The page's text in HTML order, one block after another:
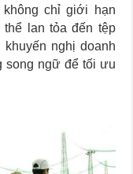
chỉ giới hạn
lan tỏa đến tệp
khuyến nghị doanh
song ngữ để tối ưu